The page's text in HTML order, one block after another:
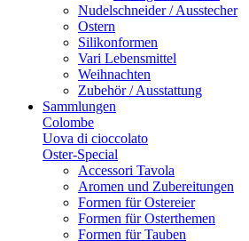
Nudelschneider / Ausstecher
Ostern
Silikonformen
Vari Lebensmittel
Weihnachten
Zubehör / Ausstattung
Sammlungen
Colombe
Uova di cioccolato
Oster-Special
Accessori Tavola
Aromen und Zubereitungen
Formen für Ostereier
Formen für Osterthemen
Formen für Tauben